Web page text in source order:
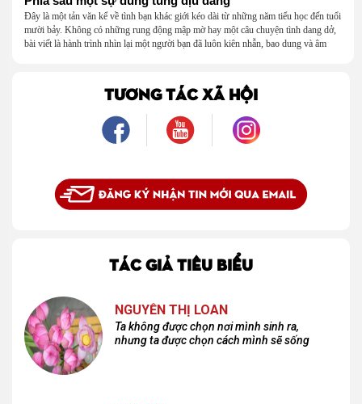
Đây là một tản văn kể về tình bạn khác giới kéo dài từ những năm tiểu học đến tuổi
mười bảy. Không có những rung động mập mờ hay một câu chuyện tình dang dở,
bài viết là hành trình nhìn lại một người bạn đã luôn kiên nhẫn, bao dung và âm
là một mối tình, mà là một người luôn cho tôi quyền được là chính mình.
TƯƠNG TÁC XÃ HỘI
TÁC GIẢ TIÊU BIỂU
NGUYỄN THỊ LOAN
Ta không được chọn nơi mình sinh ra,
nhưng ta được chọn cách mình sẽ sống